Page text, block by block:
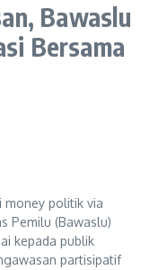
Bawaslu
Bersama
money politik via
Pemilu (Bawaslu)
kepada publik
partisipatif